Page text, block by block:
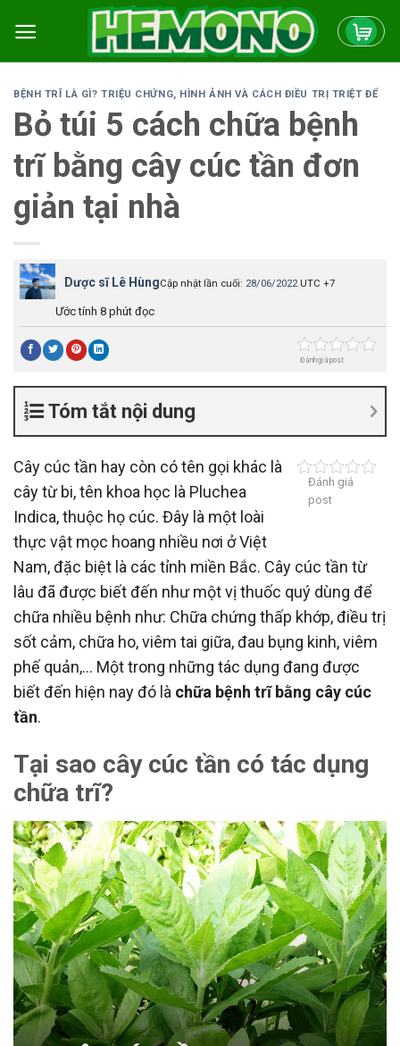
BỆNH TRĨ LÀ GÌ? TRIỆU CHỨNG, HÌNH ẢNH VÀ CÁCH ĐIỀU TRỊ TRIỆT ĐỂ
Bỏ túi 5 cách chữa bệnh
trĩ bằng cây cúc tần đơn
giản tại nhà
Dược sĩ Lê HùngCập nhật lần cuối: 28/06/2022 UTC +7
Ước tính 8 phút đọc
Đánh giá post
Tóm tắt nội dung
Đánh giá
post
Cây cúc tần hay còn có tên gọi khác là
cây từ bi, tên khoa học là Pluchea
Indica, thuộc họ cúc. Đây là một loài
thực vật mọc hoang nhiều nơi ở Việt
Nam, đặc biệt là các tỉnh miền Bắc. Cây cúc tần từ
lâu đã được biết đến như một vị thuốc quý dùng để
chữa nhiều bệnh như: Chữa chứng thấp khớp, điều trị
sốt cảm, chữa ho, viêm tai giữa, đau bụng kinh, viêm
phế quản,… Một trong những tác dụng đang được
biết đến hiện nay đó là chữa bệnh trĩ bằng cây cúc
tần.
Tại sao cây cúc tần có tác dụng
chữa trĩ?